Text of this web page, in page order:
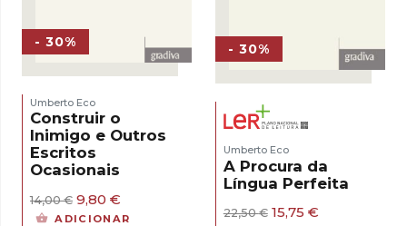
- 30%
Umberto Eco
Construir o
Inimigo e Outros
Escritos
Ocasionais
14,00€ O
preço
9,80 €
preço
ADICIONAR
- 30%
Umberto Eco
A Procura da
Língua Perfeita
22,50€ O
15,75 €O